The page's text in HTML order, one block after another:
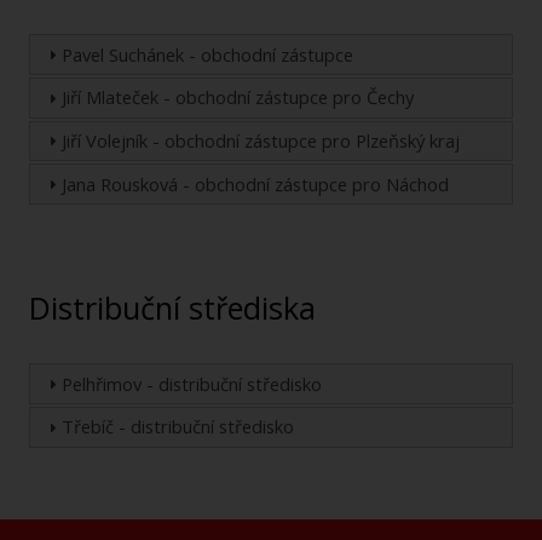
Pavel Suchánek - obchodní zástupce
Jiří Mlateček - obchodní zástupce pro Čechy
Jiří Volejník - obchodní zástupce pro Plzeňský kraj
Jana Rousková - obchodní zástupce pro Náchod
Distribuční střediska
Pelhřimov - distribuční středisko
Třebíč - distribuční středisko